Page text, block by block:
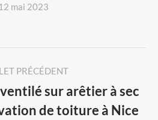
12 mai 2023
PRÉCÉDENT
Previous
sur arêtier à sec
de toiture à Nice